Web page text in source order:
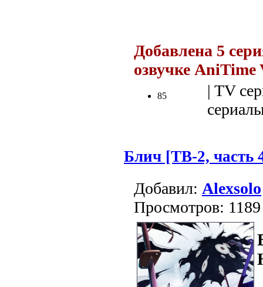
Добавлена 5
озвучке AniTime
85
| TV
Блич [ТВ-2, часть
Добавил: Alexsolo
Просмотров: 1189